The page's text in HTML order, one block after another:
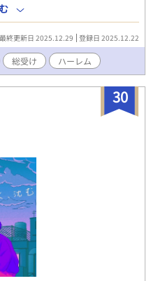
で、年長クラスの六人の男の
の怜央、人懐っこい陽太、甘
て理知的な蒼。彼らは皆、優
い、かけがえのない日常を築
けに、陽は治療不可能と判
コールドスリープへ。 十数年
かつての園児たちが大学生へ
陽は、今度は強く真っ直ぐな
最終更新日 2025.12.29 登録日 2025.12.22
総受け ハーレム
30